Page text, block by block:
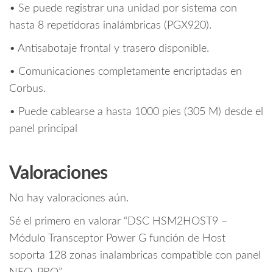
• Se puede registrar una unidad por sistema con
hasta 8 repetidoras inalámbricas (PGX920).
• Antisabotaje frontal y trasero disponible.
• Comunicaciones completamente encriptadas en
Corbus.
• Puede cablearse a hasta 1000 pies (305 M) desde el
panel principal
Valoraciones
No hay valoraciones aún.
Sé el primero en valorar “DSC HSM2HOST9 –
Módulo Transceptor Power G función de Host
soporta 128 zonas inalambricas compatible con panel